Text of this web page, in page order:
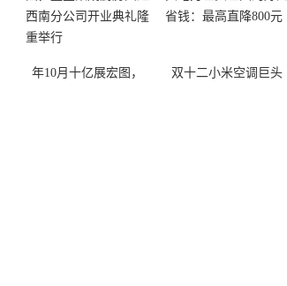
年10月十亿展宏图， 双十二小米空调巨头